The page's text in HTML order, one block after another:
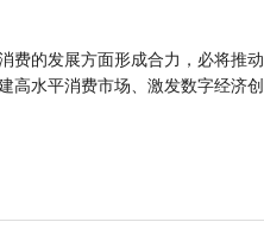
费的发展方面形成合力，必将推
高水平消费市场、激发数字经济